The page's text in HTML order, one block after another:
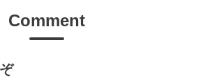
Comment